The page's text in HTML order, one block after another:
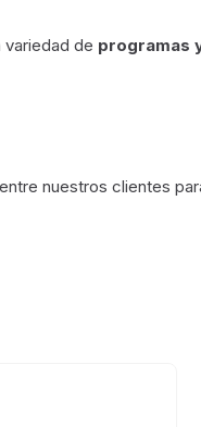
variedad de programas
nuestros clientes